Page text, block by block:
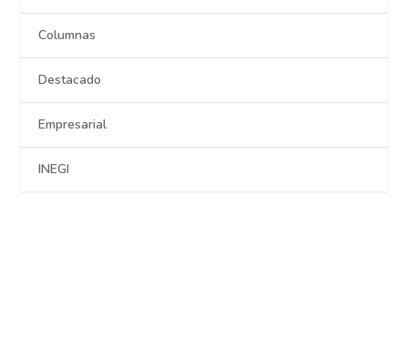
Columnas
Destacado
Empresarial
INEGI